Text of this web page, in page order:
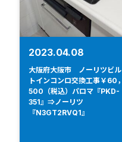
2023.04.08
大阪府大阪市 ノーリツビル
トインコンロ交換工事￥60，
500（税込）パロマ『PKD-
351』⇒ノーリツ
『N3GT2RVQ1』